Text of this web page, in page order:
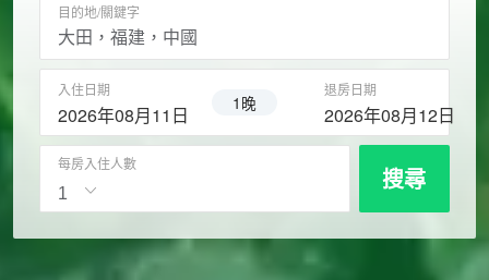
目的地/關鍵字
入住日期
2026年08月11日 1晚
退房日期
2026年08月12日
每房入住人數 搜尋